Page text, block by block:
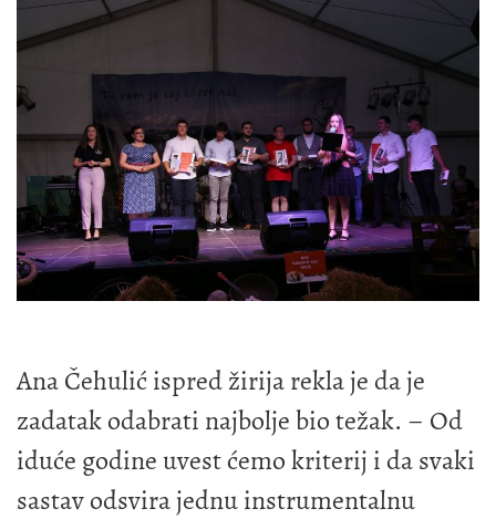
Ana Čehulić ispred žirija rekla je da je
zadatak odabrati najbolje bio težak. – Od
iduće godine uvest ćemo kriterij i da svaki
sastav odsvira jednu instrumentalnu